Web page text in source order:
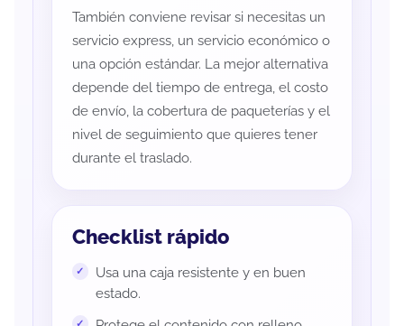
También conviene revisar si necesitas un
servicio express, un servicio económico o
una opción estándar. La mejor alternativa
depende del tiempo de entrega, el costo
de envío, la cobertura de paqueterías y el
nivel de seguimiento que quieres tener
durante el traslado.
Checklist rápido
Usa una caja resistente y en buen
estado.